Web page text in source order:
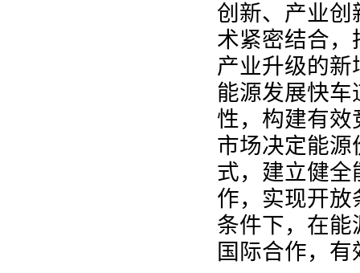
创新、产业
术紧密结合
产业升级的
能源发展快
性，构建有
市场决定能
式，建立健
作，实现开
条件下，在
国际合作，